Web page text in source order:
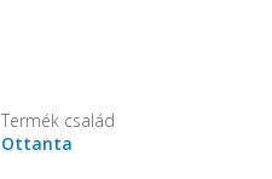
Termék család
Ottanta